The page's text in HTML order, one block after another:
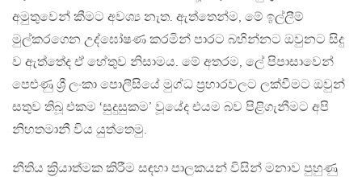
අමුතුවෙන් කීමට අවශ්‍ය නැත. ඇත්තෙන්ම, මේ ඉල්ලීම්
මුල්කරගෙන උද්ඝෝෂණ කරමින් පාරට බහින්නට ඔවුනට සිදු
ව ඇත්තේද ඒ හේතුව නිසාමය. මේ අතරම, ලේ පිපාසාවෙන්
පෙළුණු ශ්‍රී ලංකා පොලීසියේ මුග්ධ ප්‍රහාරවලට ලක්වීමට ඔවුන්
සතුව තිබූ එකම ‘සුදුසුකම’ වූයේද එයම බව පිළිගැනීමට අපි
නිහතමානී විය යුත්තෙමු.
නීතිය ක්‍රියාත්මක කිරීම සඳහා පාලකයන් විසින් මනාව පුහුණු